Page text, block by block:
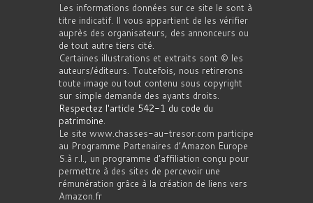
Les informations données sur ce site le sont à
titre indicatif. Il vous appartient de les vérifier
auprès des organisateurs, des annonceurs ou
de tout autre tiers cité.
Certaines illustrations et extraits sont © les
auteurs/éditeurs. Toutefois, nous retirerons
toute image ou tout contenu sous copyright
sur simple demande des ayants droits.
Respectez l'article 542-1 du code du
patrimoine
Le site www.chasses-au-tresor.com participe
au Programme Partenaires d’Amazon Europe
S.à r.l., un programme d’affiliation conçu pour
permettre à des sites de percevoir une
rémunération grâce à la création de liens vers
Amazon.fr